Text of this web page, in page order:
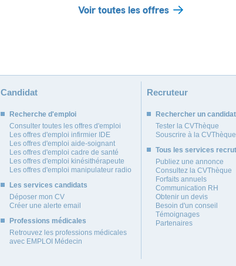
Voir toutes les offres
Candidat
Recherche d'emploi
Consulter toutes les offres d'emploi
Les offres d'emploi infirmier IDE
Les offres d'emploi aide-soignant
Les offres d'emploi cadre de santé
Les offres d'emploi kinésithérapeute
Les offres d'emploi manipulateur radio
Les services candidats
Déposer mon CV
Créer une alerte email
Professions médicales
Retrouvez les professions médicales
avec EMPLOI Médecin
Recruteur
Rechercher un candidat
Tester la CVThèque
Souscrire à la CVThèque
Tous les services
Publiez une annonce
Consultez la CVThèque
Forfaits annuels
Communication RH
Obtenir un devis
Besoin d'un conseil
Témoignages
Partenaires